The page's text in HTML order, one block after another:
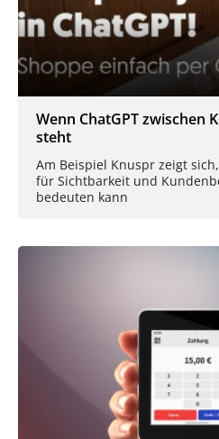
Wenn ChatGPT zwischen
steht
Am Beispiel Knuspr zeigt
für Sichtbarkeit und
bedeuten kann